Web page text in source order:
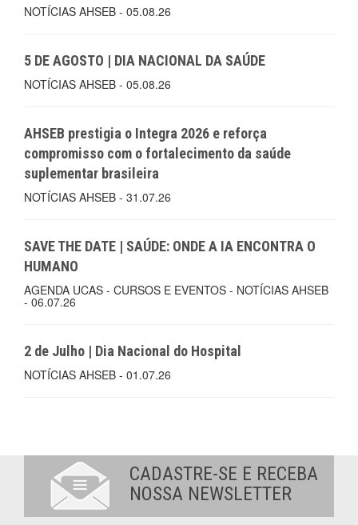
NOTÍCIAS AHSEB - 05.08.26
5 DE AGOSTO | DIA NACIONAL DA SAÚDE
NOTÍCIAS AHSEB - 05.08.26
AHSEB prestigia o Integra 2026 e reforça
compromisso com o fortalecimento da saúde
suplementar brasileira
NOTÍCIAS AHSEB - 31.07.26
SAVE THE DATE | SAÚDE: ONDE A IA ENCONTRA O
HUMANO
AGENDA UCAS - CURSOS E EVENTOS - NOTÍCIAS AHSEB
- 06.07.26
2 de Julho | Dia Nacional do Hospital
NOTÍCIAS AHSEB - 01.07.26
CADASTRE-SE E RECEBA
NOSSA NEWSLETTER